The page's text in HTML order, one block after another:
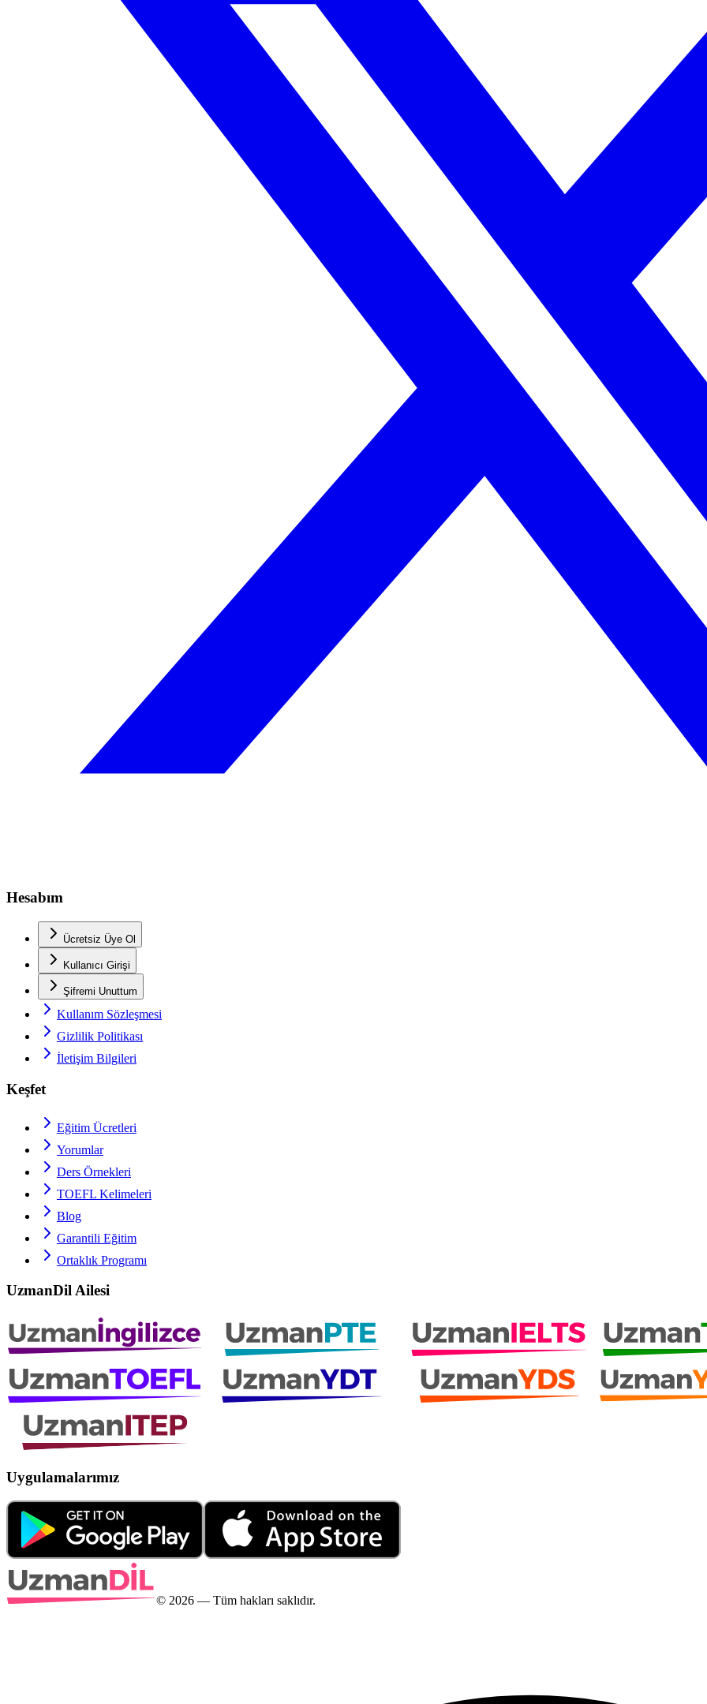
Hesabım
Ücretsiz Üye Ol
Kullanıcı Girişi
Şifremi Unuttum
Kullanım Sözleşmesi
Gizlilik Politikası
İletişim Bilgileri
Keşfet
Eğitim Ücretleri
Yorumlar
Ders Örnekleri
TOEFL Kelimeleri
Blog
Garantili Eğitim
Ortaklık Programı
UzmanDil Ailesi
Uygulamalarımız
© 2026 — Tüm hakları saklıdır.